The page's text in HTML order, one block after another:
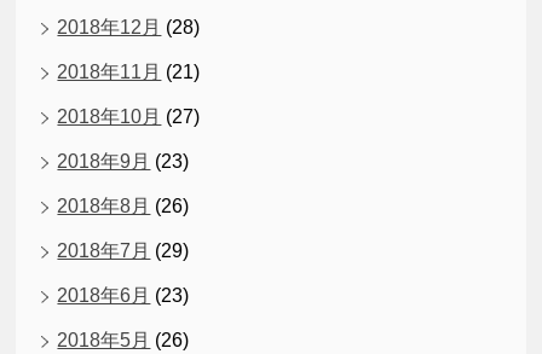
2018年12月 (28)
2018年11月 (21)
2018年10月 (27)
2018年9月 (23)
2018年8月 (26)
2018年7月 (29)
2018年6月 (23)
2018年5月 (26)